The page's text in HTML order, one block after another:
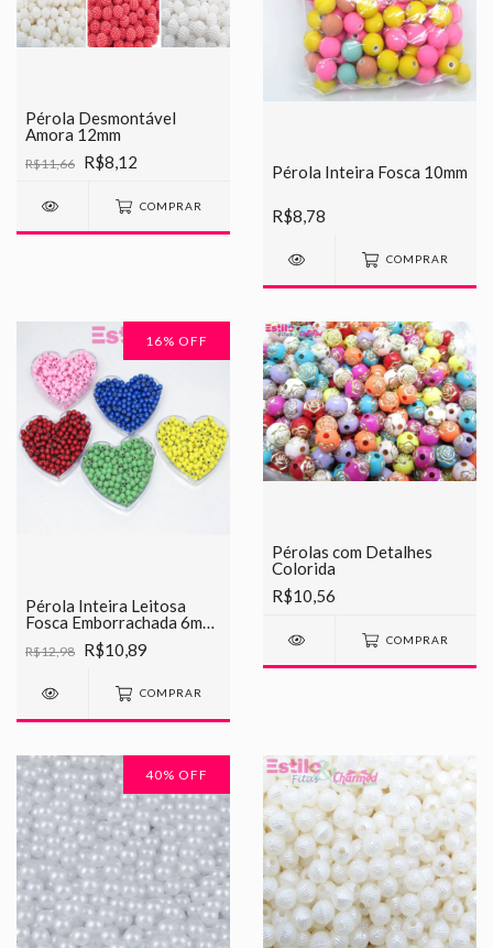
Pérola Desmontável
Amora 12mm
R$11,66 R$8,12
COMPRAR
Pérola Inteira Fosca 10mm
R$8,78
COMPRAR
16% OFF
Pérola Inteira Leitosa
Fosca Emborrachada 6mm
(para pulseiras)
R$12,98 R$10,89
COMPRAR
Pérolas com Detalhes
Colorida
R$10,56
COMPRAR
40% OFF